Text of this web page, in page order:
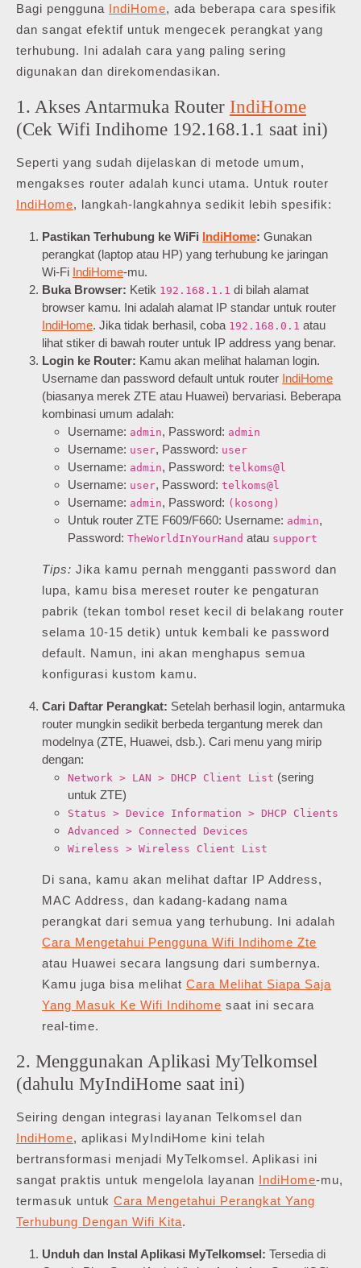
Bagi pengguna IndiHome, ada beberapa cara spesifik
dan sangat efektif untuk mengecek perangkat yang
terhubung. Ini adalah cara yang paling sering
digunakan dan direkomendasikan.
1. Akses Antarmuka Router IndiHome
(Cek Wifi Indihome 192.168.1.1 saat ini)
Seperti yang sudah dijelaskan di metode umum,
mengakses router adalah kunci utama. Untuk router
IndiHome, langkah-langkahnya sedikit lebih spesifik:
Pastikan Terhubung ke WiFi IndiHome: Gunakan
perangkat (laptop atau HP) yang terhubung ke jaringan
Wi-Fi IndiHome-mu.
Buka Browser: Ketik 192.168.1.1 di bilah alamat
browser kamu. Ini adalah alamat IP standar untuk router
IndiHome. Jika tidak berhasil, coba 192.168.0.1 atau
lihat stiker di bawah router untuk IP address yang benar.
Login ke Router: Kamu akan melihat halaman login.
Username dan password default untuk router IndiHome
(biasanya merek ZTE atau Huawei) bervariasi. Beberapa
kombinasi umum adalah:
Username: admin, Password: admin
Username: user, Password: user
Username: admin, Password: telkoms@l
Username: user, Password: telkoms@l
Username: admin, Password: (kosong)
Untuk router ZTE F609/F660: Username: admin,
Password: TheWorldInYourHand atau support
Tips: Jika kamu pernah mengganti password dan
lupa, kamu bisa mereset router ke pengaturan
pabrik (tekan tombol reset kecil di belakang router
selama 10-15 detik) untuk kembali ke password
default. Namun, ini akan menghapus semua
konfigurasi kustom kamu.
Cari Daftar Perangkat: Setelah berhasil login, antarmuka
router mungkin sedikit berbeda tergantung merek dan
modelnya (ZTE, Huawei, dsb.). Cari menu yang mirip
dengan:
Network > LAN > DHCP Client List (sering
untuk ZTE)
Status > Device Information > DHCP Clients
Advanced > Connected Devices
Wireless > Wireless Client List
Di sana, kamu akan melihat daftar IP Address,
MAC Address, dan kadang-kadang nama
perangkat dari semua yang terhubung. Ini adalah
Cara Mengetahui Pengguna Wifi Indihome Zte
atau Huawei secara langsung dari sumbernya.
Kamu juga bisa melihat Cara Melihat Siapa Saja
Yang Masuk Ke Wifi Indihome saat ini secara
real-time.
2. Menggunakan Aplikasi MyTelkomsel
(dahulu MyIndiHome saat ini)
Seiring dengan integrasi layanan Telkomsel dan
IndiHome, aplikasi MyIndiHome kini telah
bertransformasi menjadi MyTelkomsel. Aplikasi ini
sangat praktis untuk mengelola layanan IndiHome-mu,
termasuk untuk Cara Mengetahui Perangkat Yang
Terhubung Dengan Wifi Kita.
Unduh dan Instal Aplikasi MyTelkomsel: Tersedia di